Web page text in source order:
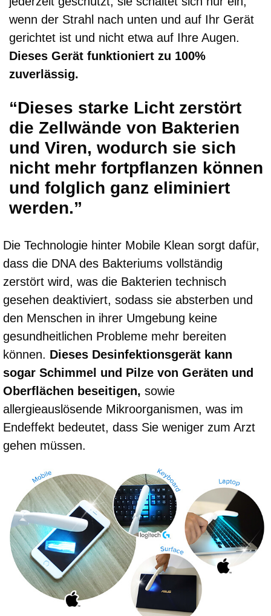
wenn der Strahl nach unten und auf Ihr Gerät
gerichtet ist und nicht etwa auf Ihre Augen.
Dieses Gerät funktioniert zu 100%
zuverlässig.
“Dieses starke Licht zerstört
die Zellwände von Bakterien
und Viren, wodurch sie sich
nicht mehr fortpflanzen können
und folglich ganz eliminiert
werden.”
Die Technologie hinter Mobile Klean sorgt dafür,
dass die DNA des Bakteriums vollständig
zerstört wird, was die Bakterien technisch
gesehen deaktiviert, sodass sie absterben und
den Menschen in ihrer Umgebung keine
gesundheitlichen Probleme mehr bereiten
können. Dieses Desinfektionsgerät kann
sogar Schimmel und Pilze von Geräten und
Oberflächen beseitigen, sowie
allergieauslösende Mikroorganismen, was im
Endeffekt bedeutet, dass Sie weniger zum Arzt
gehen müssen.